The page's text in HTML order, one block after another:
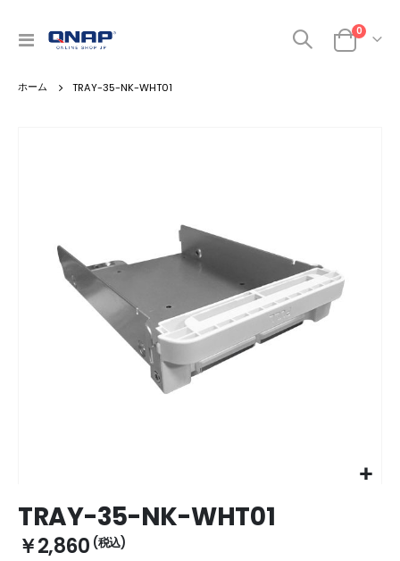
ナ
呼
カート
0商品
TRAY-35-NK-WHT01
images
to
the
beginning
TRAY-35-NK-WHT01
￥2,860